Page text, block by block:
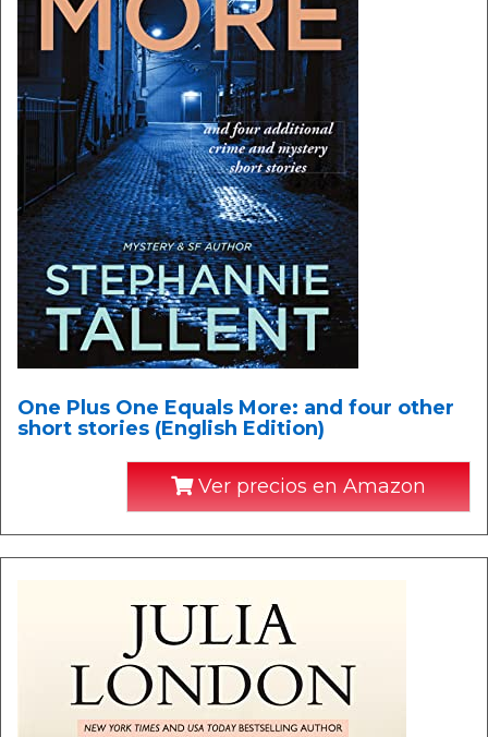
One Plus One Equals More: and four other
short stories (English Edition)
Ver precios en Amazon